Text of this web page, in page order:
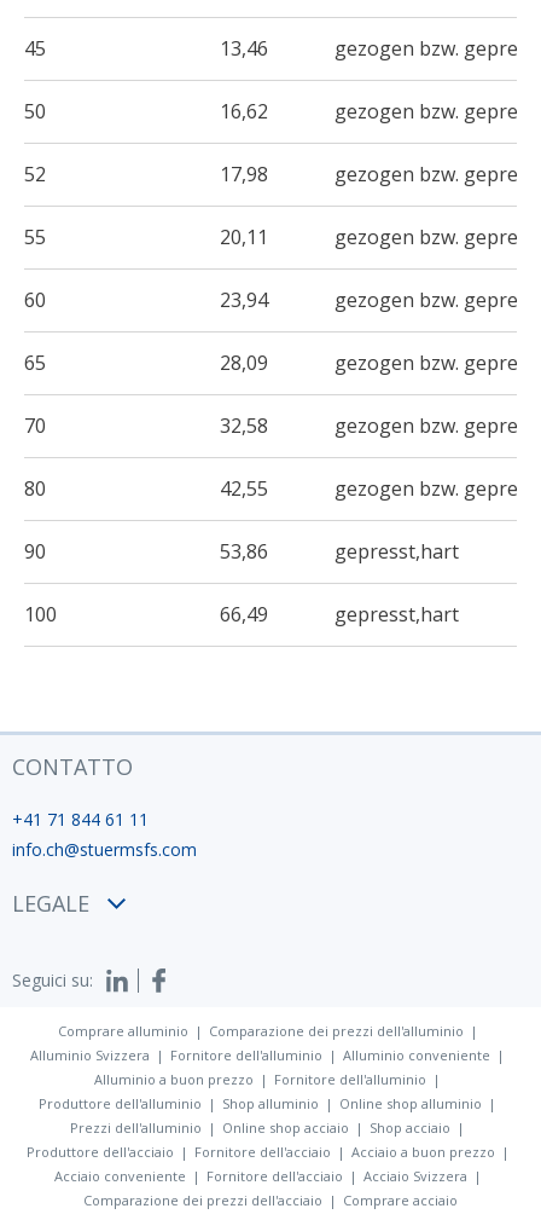
45 13,46 gezogen bzw.
50 16,62 gezogen bzw.
52 17,98 gezogen bzw.
55 20,11 gezogen bzw.
60 23,94 gezogen bzw.
65 28,09 gezogen bzw.
70 32,58 gezogen bzw.
80 42,55 gezogen bzw.
90 53,86 gepresst,hart
100 66,49 gepresst,hart
CONTATTO
+41 71 844 61 11
info.ch@stuermsfs.com
LEGALE
Privacy policy
Seguici su:
Comprare alluminio
Comparazione dei prezzi dell'alluminio
Alluminio Svizzera
Fornitore dell'alluminio
Alluminio conveniente
Alluminio a buon prezzo
Fornitore dell'alluminio
Produttore dell'alluminio
Shop alluminio
Online shop alluminio
Prezzi dell'alluminio
Online shop acciaio
Shop acciaio
Produttore dell'acciaio
Fornitore dell'acciaio
Acciaio a buon prezzo
Acciaio conveniente
Fornitore dell'acciaio
Acciaio Svizzera
Comparazione dei prezzi dell'acciaio
Comprare acciaio